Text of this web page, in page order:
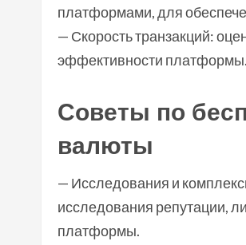
платформами, для
— Скорость транзакций:
эффективности платформы.
Советы по
валюты
— Исследования и
исследования репутации,
платформы.